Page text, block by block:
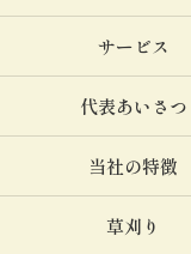
サービス
代表あいさつ
当社の特徴
草刈り